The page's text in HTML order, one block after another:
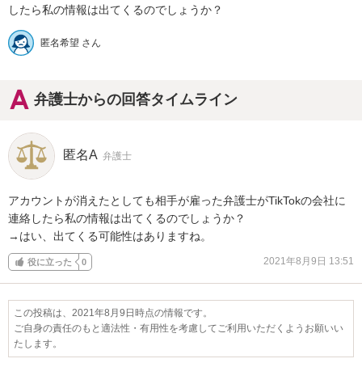
したら私の情報は出てくるのでしょうか？
匿名希望 さん
弁護士からの回答タイムライン
匿名A 弁護士
アカウントが消えたとしても相手が雇った弁護士がTikTokの会社に
連絡したら私の情報は出てくるのでしょうか？
→はい、出てくる可能性はありますね。
役に立った 0 2021年8月9日 13:51
この投稿は、2021年8月9日時点の情報です。
ご自身の責任のもと適法性・有用性を考慮してご利用いただくようお願いい
たします。